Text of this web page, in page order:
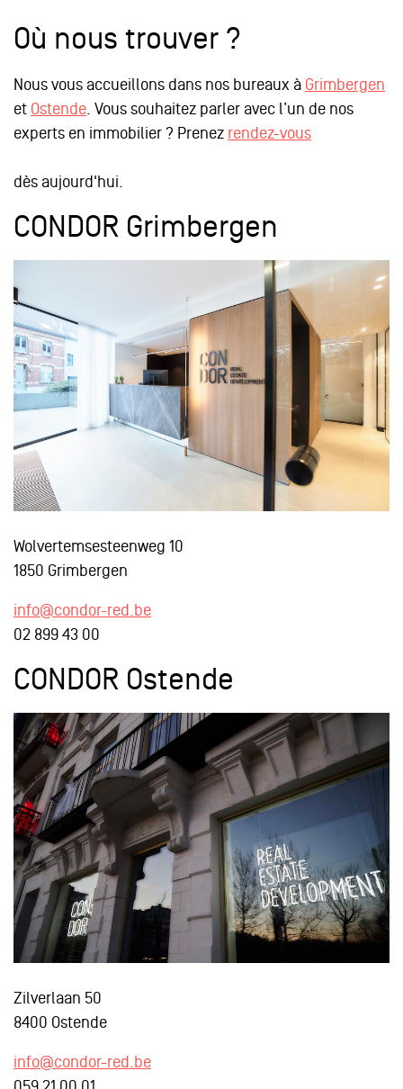
Où nous trouver ?
Nous vous accueillons dans nos bureaux à Grimbergen
et Ostende . Vous souhaitez parler avec l’un de nos
experts en immobilier ? Prenez rendez-vous
dès aujourd'hui.
CONDOR Grimbergen
Wolvertemsesteenweg 10
1850 Grimbergen
info@condor-red.be
02 899 43 00
CONDOR Ostende
Zilverlaan 50
8400 Ostende
info@condor-red.be